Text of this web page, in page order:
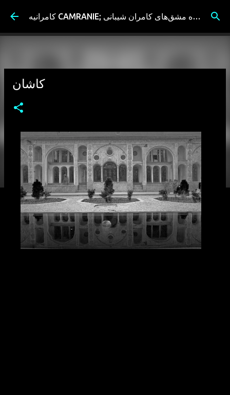
Skip to main content کامرانیه CAMRANIE; سیاه مشق‌های کامران شیبانی
کاشان